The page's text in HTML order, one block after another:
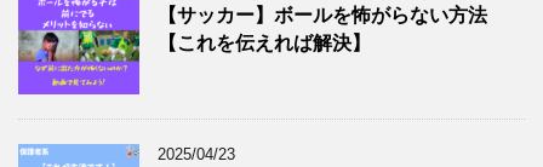
【サッカー】ボールを怖がらない方法
【これを伝えれば解決】
2025/04/23